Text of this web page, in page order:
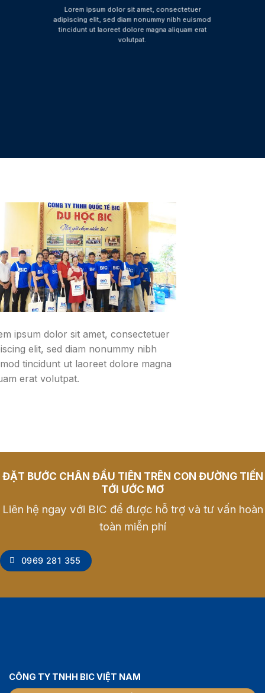
Lorem ipsum dolor sit amet, consectetuer
adipiscing elit, sed diam nonummy nibh euismod
tincidunt ut laoreet dolore magna aliquam erat
volutpat.
ipsum dolor sit amet, consectetuer
elit, sed diam nonummy nibh
tincidunt ut laoreet dolore magna
erat volutpat.
ĐẶT BƯỚC CHÂN ĐẦU TIÊN TRÊN CON ĐƯỜNG TIẾN
TỚI ƯỚC MƠ
Liên hệ ngay với BIC để được hỗ trợ và tư vấn hoàn
toàn miễn phí
0969 281 355
CÔNG TY TNHH BIC VIỆT NAM